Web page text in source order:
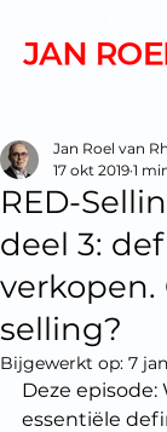
RED-
deel 3:
verkopen.
selling?
Jan Roel van
17 okt 2019 1
Bijgewerkt op: 7
Deze episode:
essentiële